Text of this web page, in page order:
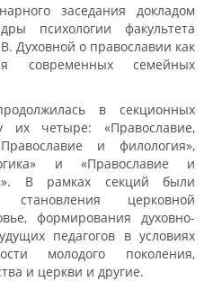
заседания докладом
психологии факультета
Духовной о православии как
современных семейных
в секционных
их четыре: «Православие,
и филология»,
и «Православие и
В рамках секций были
церковной
формирования духовно-
педагогов в условиях
молодого поколения,
и церкви и другие.